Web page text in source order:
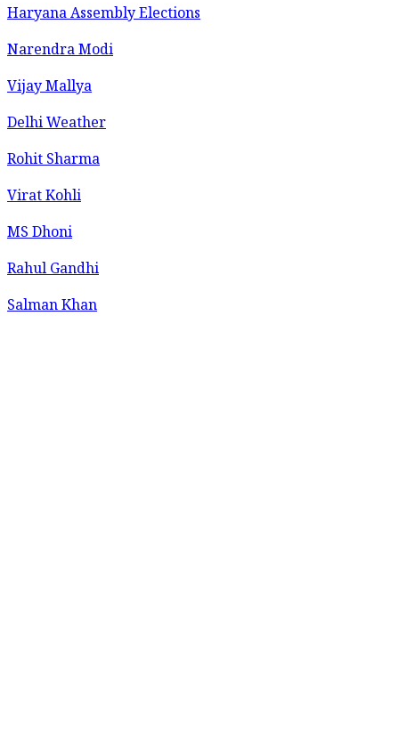
Haryana Assembly Elections
Narendra Modi
Vijay Mallya
Delhi Weather
Rohit Sharma
Virat Kohli
MS Dhoni
Rahul Gandhi
Salman Khan